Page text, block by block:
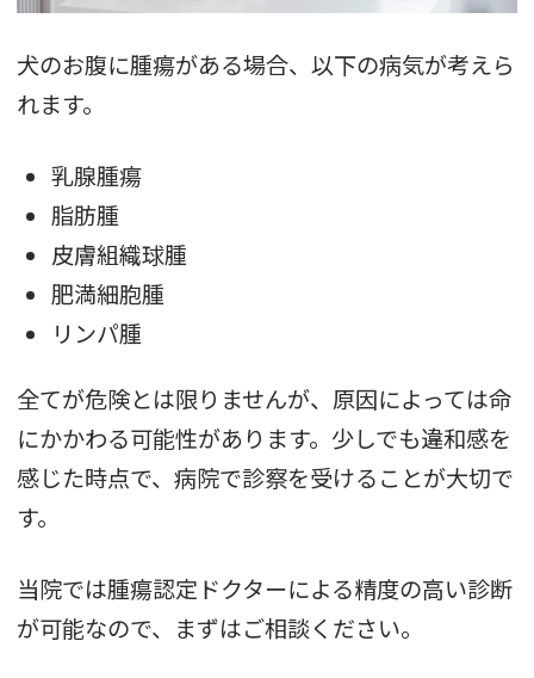
犬のお腹に腫瘍がある場合、以下の病気が考えら
れます。
乳腺腫瘍
脂肪腫
皮膚組織球腫
肥満細胞腫
リンパ腫
全てが危険とは限りませんが、原因によっては命
にかかわる可能性があります。少しでも違和感を
感じた時点で、病院で診察を受けることが大切で
す。
当院では腫瘍認定ドクターによる精度の高い診断
が可能なので、まずはご相談ください。